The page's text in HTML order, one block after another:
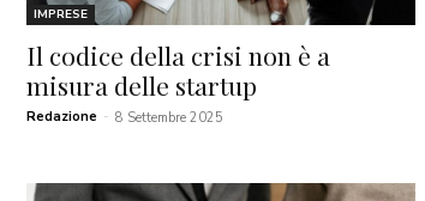
IMPRESE
Il codice della crisi non è a
misura delle startup
Redazione - 8 Settembre 2025